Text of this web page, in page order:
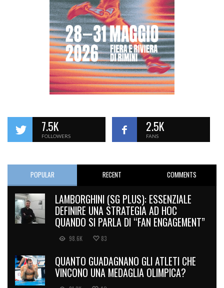
7.5K
FOLLOWERS
2.5K
FANS
POPULAR RECENT COMMENTS
LAMBORGHINI (SG PLUS): ESSENZIALE
DEFINIRE UNA STRATEGIA AD HOC
QUANDO SI PARLA DI “FAN ENGAGEMENT”
98.6K 83
QUANTO GUADAGNANO GLI ATLETI CHE
VINCONO UNA MEDAGLIA OLIMPICA?